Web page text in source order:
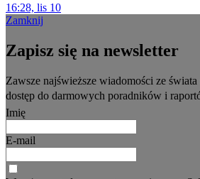
16:28, lis 10
Zamknij
Zapisz się na newsletter
Zawsze najświeższe wiadomości ze
dostęp do darmowych poradników i
Imię
E-mail